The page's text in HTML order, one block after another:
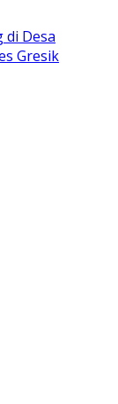
di Desa
Gresik